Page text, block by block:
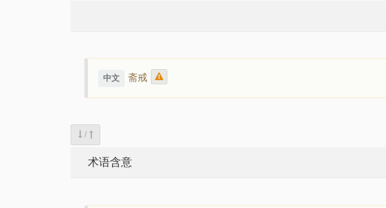
中文 斋戒
/
术语含意